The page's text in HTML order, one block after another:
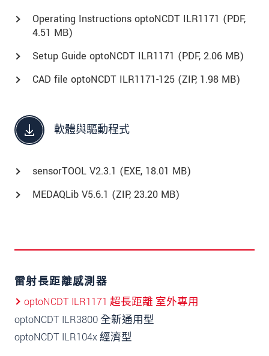
Operating Instructions optoNCDT ILR1171 (PDF,
4.51 MB)
Setup Guide optoNCDT ILR1171 (PDF, 2.06 MB)
CAD file optoNCDT ILR1171-125 (ZIP, 1.98 MB)
軟體與驅動程式
sensorTOOL V2.3.1 (EXE, 18.01 MB)
MEDAQLib V5.6.1 (ZIP, 23.20 MB)
雷射長距離感測器
optoNCDT ILR1171 超長距離 室外專用
optoNCDT ILR3800 全新通用型
optoNCDT ILR104x 經濟型